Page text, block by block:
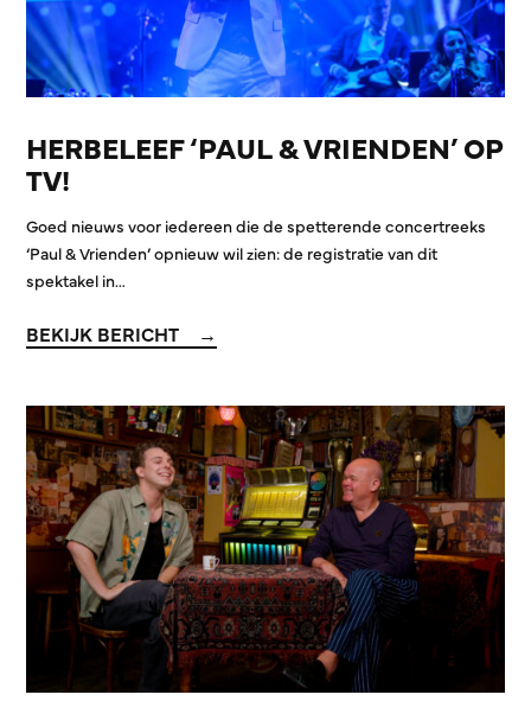
HERBELEEF ‘PAUL & VRIENDEN’ OP
TV!
Goed nieuws voor iedereen die de spetterende concertreeks
‘Paul & Vrienden’ opnieuw wil zien: de registratie van dit
spektakel in…
BEKIJK BERICHT